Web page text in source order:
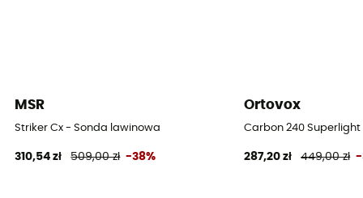
MSR
Striker Cx - Sonda lawinowa
310,54 zł 509,00 zł -38%
Ortovox
Carbon 240
287,20 zł 449,00 zł -